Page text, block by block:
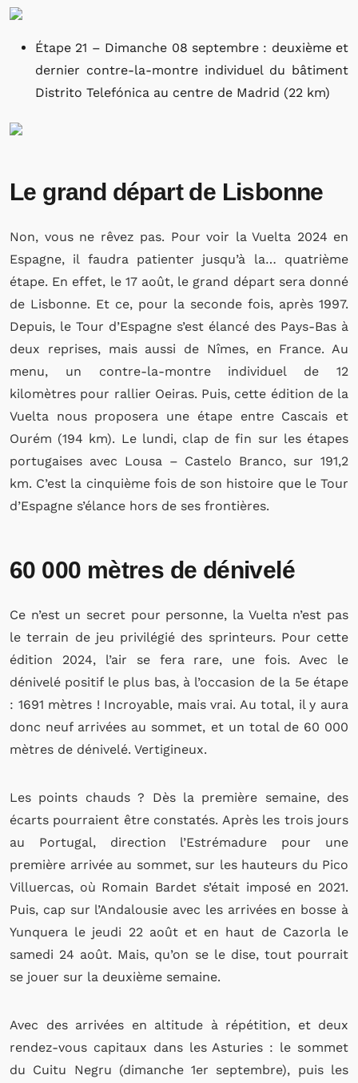
Étape 21 – Dimanche 08 septembre : deuxième et
dernier contre-la-montre individuel du bâtiment
Distrito Telefónica au centre de Madrid (22 km)
Le grand départ de Lisbonne
Non, vous ne rêvez pas. Pour voir la Vuelta 2024 en
Espagne, il faudra patienter jusqu’à la… quatrième
étape. En effet, le 17 août, le grand départ sera donné
de Lisbonne. Et ce, pour la seconde fois, après 1997.
Depuis, le Tour d’Espagne s’est élancé des Pays-Bas à
deux reprises, mais aussi de Nîmes, en France. Au
menu, un contre-la-montre individuel de 12
kilomètres pour rallier Oeiras. Puis, cette édition de la
Vuelta nous proposera une étape entre Cascais et
Ourém (194 km). Le lundi, clap de fin sur les étapes
portugaises avec Lousa – Castelo Branco, sur 191,2
km. C’est la cinquième fois de son histoire que le Tour
d’Espagne s’élance hors de ses frontières.
60 000 mètres de dénivelé
Ce n’est un secret pour personne, la Vuelta n’est pas
le terrain de jeu privilégié des sprinteurs. Pour cette
édition 2024, l’air se fera rare, une fois. Avec le
dénivelé positif le plus bas, à l’occasion de la 5e étape
: 1691 mètres ! Incroyable, mais vrai. Au total, il y aura
donc neuf arrivées au sommet, et un total de 60 000
mètres de dénivelé. Vertigineux.
Les points chauds ? Dès la première semaine, des
écarts pourraient être constatés. Après les trois jours
au Portugal, direction l’Estrémadure pour une
première arrivée au sommet, sur les hauteurs du Pico
Villuercas, où Romain Bardet s’était imposé en 2021.
Puis, cap sur l’Andalousie avec les arrivées en bosse à
Yunquera le jeudi 22 août et en haut de Cazorla le
samedi 24 août. Mais, qu’on se le dise, tout pourrait
se jouer sur la deuxième semaine.
Avec des arrivées en altitude à répétition, et deux
rendez-vous capitaux dans les Asturies : le sommet
du Cuitu Negru (dimanche 1er septembre), puis les